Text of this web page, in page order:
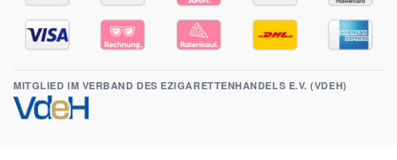
MITGLIED IM VERBAND DES EZIGARETTENHANDELS E.V. (VDEH)